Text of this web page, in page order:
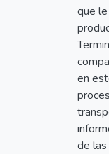
que
en
de